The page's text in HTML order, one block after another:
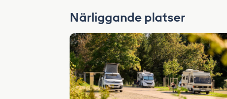
Närliggande platser